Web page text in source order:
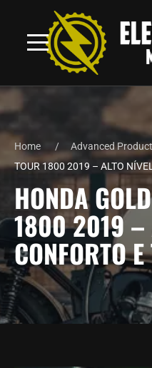
Home Advanced
TOUR 1800 2019 – ALTO
HONDA
1800 2019 –
CONFORTO